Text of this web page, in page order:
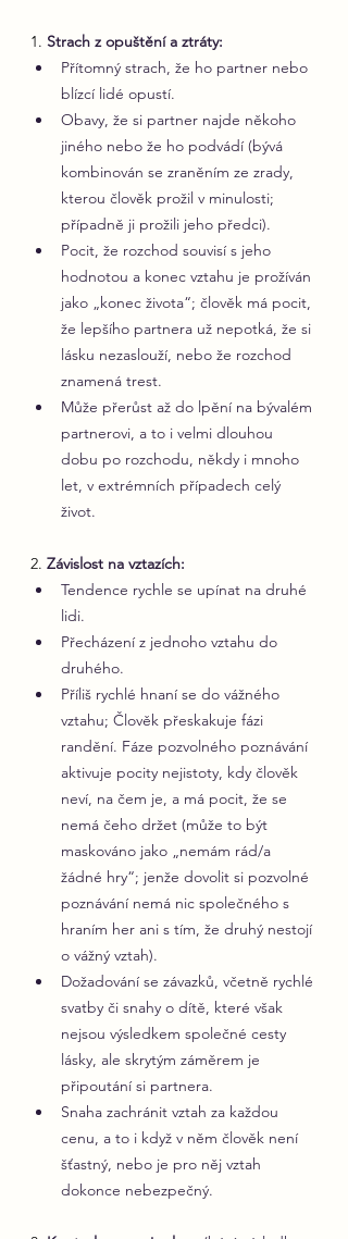
1. Strach z opuštění a ztráty:
Přítomný strach, že ho partner nebo
blízcí lidé opustí.
Obavy, že si partner najde někoho
jiného nebo že ho podvádí (bývá
kombinován se zraněním ze zrady,
kterou člověk prožil v minulosti;
případně ji prožili jeho předci).
Pocit, že rozchod souvisí s jeho
hodnotou a konec vztahu je prožíván
jako „konec života“; člověk má pocit,
že lepšího partnera už nepotká, že si
lásku nezaslouží, nebo že rozchod
znamená trest.
Může přerůst až do lpění na bývalém
partnerovi, a to i velmi dlouhou
dobu po rozchodu, někdy i mnoho
let, v extrémních případech celý
život.
2. Závislost na vztazích:
Tendence rychle se upínat na druhé
lidi.
Přecházení z jednoho vztahu do
druhého.
Příliš rychlé hnaní se do vážného
vztahu; Člověk přeskakuje fázi
randění. Fáze pozvolného poznávání
aktivuje pocity nejistoty, kdy člověk
neví, na čem je, a má pocit, že se
nemá čeho držet (může to být
maskováno jako „nemám rád/a
žádné hry“; jenže dovolit si pozvolné
poznávání nemá nic společného s
hraním her ani s tím, že druhý nestojí
o vážný vztah).
Dožadování se závazků, včetně rychlé
svatby či snahy o dítě, které však
nejsou výsledkem společné cesty
lásky, ale skrytým záměrem je
připoutání si partnera.
Snaha zachránit vztah za každou
cenu, a to i když v něm člověk není
šťastný, nebo je pro něj vztah
dokonce nebezpečný.